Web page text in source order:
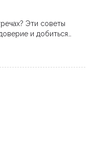
Эти советы
и добиться